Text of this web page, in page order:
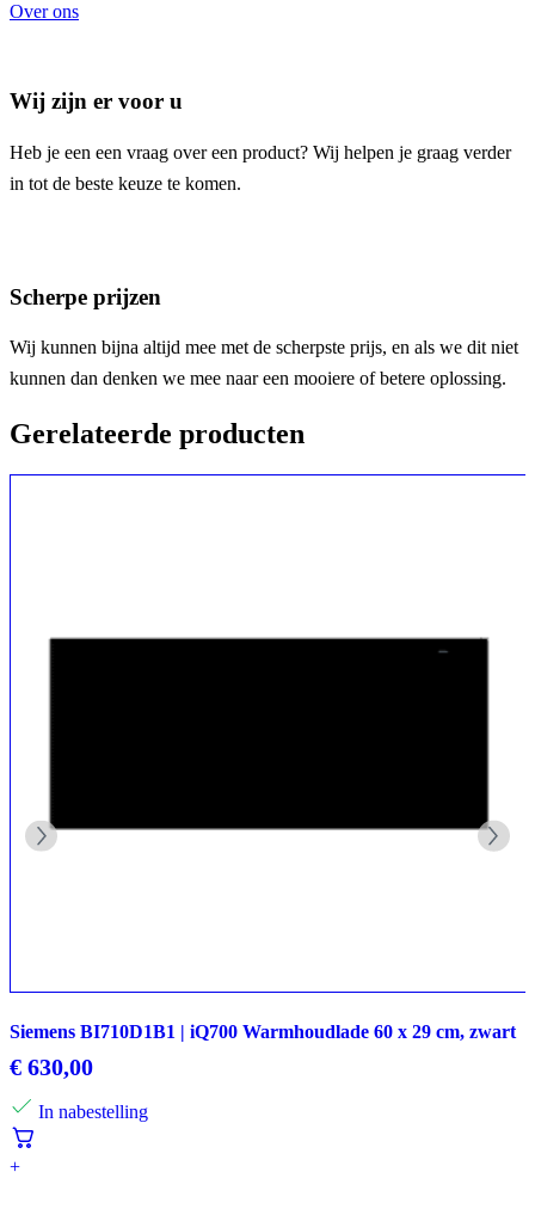
Over ons
Wij zijn er voor u
Heb je een een vraag over een product? Wij helpen je graag verder
in tot de beste keuze te komen.
Scherpe prijzen
Wij kunnen bijna altijd mee met de scherpste prijs, en als we dit niet
kunnen dan denken we mee naar een mooiere of betere oplossing.
Gerelateerde producten
Siemens BI710D1B1 | iQ700 Warmhoudlade 60 x 29 cm, zwart
€ 630,00
In nabestelling
+